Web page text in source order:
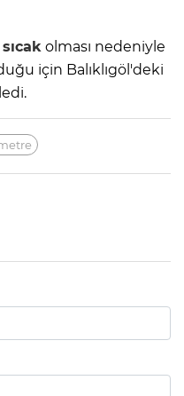
sıcak olması nedeniyle
için Balıklıgöl'deki